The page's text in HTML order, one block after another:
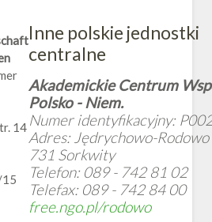
14
Inne polskie jednostki
centralne
Akademickie Centrum
Polsko - Niem.
Numer identyfikacyjny:
Adres: Jędrychowo-
731 Sorkwity
Telefon: 089 - 742 81 02
Telefax: 089 - 742 84 00
free.ngo.pl/rodowo